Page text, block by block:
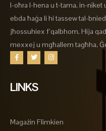
l-oħra l-hena u t-tama, in-
ebda ħaġa li hi tassew tal-
jħossuhiex f’qalbhom. Hija
mexxej u mgħallem tagħha,
LINKS
Magażin Flimkien